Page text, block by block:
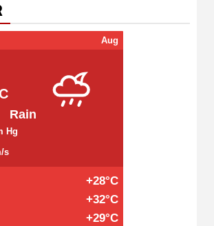
Aug
Rain
Hg
s
+28°C
+32°C
+29°C